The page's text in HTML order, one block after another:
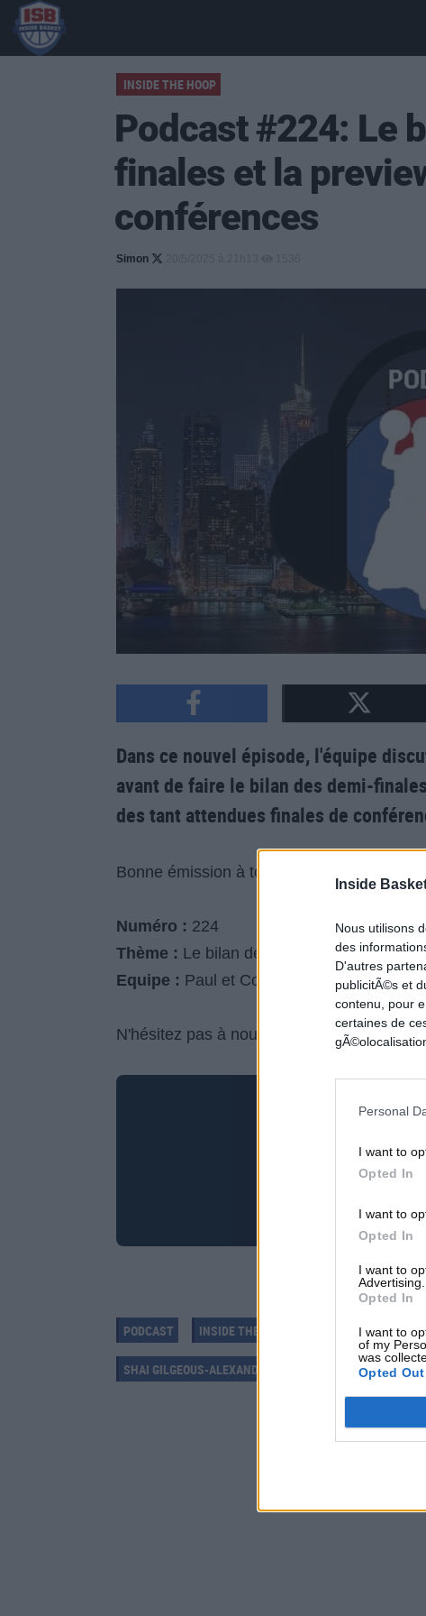
Inside
Nous utilisons
des
D'autres
publicitÃ©s et
contenu, pour
certaines de
Personal
I want to
Opted In
I want to
Opted In
I want to
Advertising.
Opted In
I want to
of my
was
Opted Out
INSIDE THE HOOP
Podcast #224: Le
finales et la
conférences
Simon
Dans ce nouvel épisode, l'équipe
avant de faire le bilan des demi-
des tant attendues finales de
Bonne émission à tous, et à la semaine
Numéro : 224
Thème : Le bilan des demi-finales et la
Equipe : Paul et Colin
N'hésitez pas à nous envoyer vos retours
PODCAST INSIDE THE HOOP DENVER NUGGETS
SHAI GILGEOUS-ALEXANDER BOSTON CELTICS